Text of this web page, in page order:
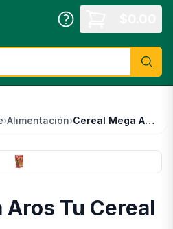
›Alimentación› Cereal Mega Aros Tu Cereal 240 g
Aros Tu Cereal